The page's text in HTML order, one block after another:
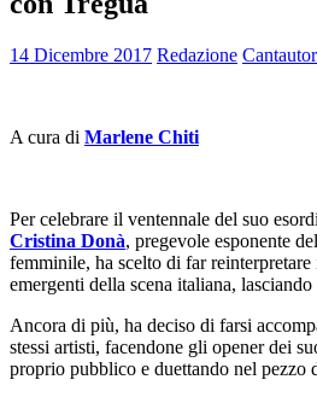
14 Dicembre 2017 Redazione
A cura di Marlene Chiti
Per celebrare il ventennale del suo
Cristina Donà, pregevole esponente
femminile, ha scelto di far
emergenti della scena italiana,
Ancora di più, ha deciso di farsi
stessi artisti, facendone gli opener dei
proprio pubblico e duettando nel pezzo